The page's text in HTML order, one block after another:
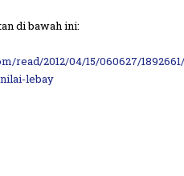
di bawah ini:
read/2012/04/15/060627/
lebay